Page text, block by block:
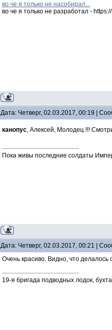
во че я только не насобирал...
во че я только не разработал -
Дата: Четверг, 02.03.2017, 00:19 |
канопус, Алексей, Молодец !!!
Пока живы последние солдаты
Дата: Четверг, 02.03.2017, 00:21 |
Очень красиво. Видно, что
19-я бригада подводных лодок,